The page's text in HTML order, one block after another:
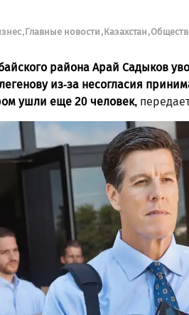
Главные новости Казахстан
района Арай Садыков
из-за несогласия
ушли еще 20 человек,